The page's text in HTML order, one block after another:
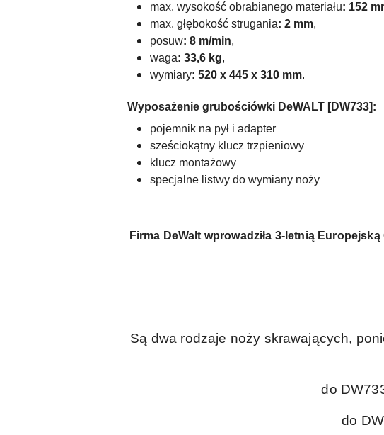
max. wysokość obrabianego materiału: 152
max. głębokość strugania: 2 mm,
posuw: 8 m/min,
waga: 33,6 kg,
wymiary: 520 x 445 x 310 mm.
Wyposażenie grubościówki DeWALT [DW733]:
pojemnik na pył i adapter
sześciokątny klucz trzpieniowy
klucz montażowy
specjalne listwy do wymiany noży
Firma DeWalt wprowadziła 3-letnią Europejską
Są dwa rodzaje noży skrawających,
do
do